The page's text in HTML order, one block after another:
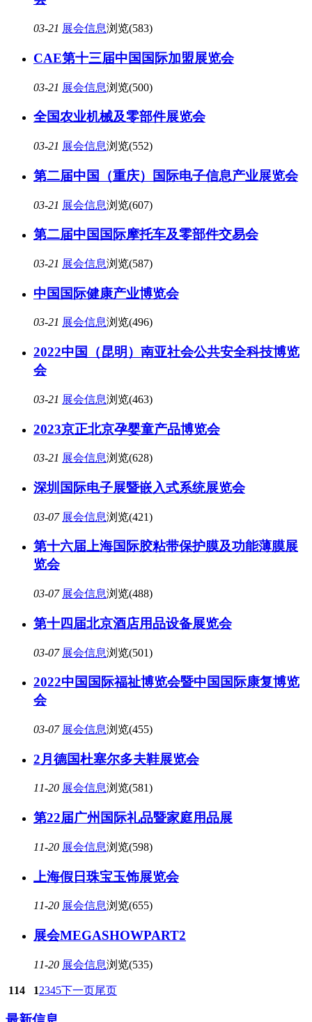
03-21 展会信息浏览(583)
CAE第十三届中国国际加盟展览会
03-21 展会信息浏览(500)
全国农业机械及零部件展览会
03-21 展会信息浏览(552)
第二届中国（重庆）国际电子信息产业展览会
03-21 展会信息浏览(607)
第二届中国国际摩托车及零部件交易会
03-21 展会信息浏览(587)
中国国际健康产业博览会
03-21 展会信息浏览(496)
2022中国（昆明）南亚社会公共安全科技博览
会
03-21 展会信息浏览(463)
2023京正北京孕婴童产品博览会
03-21 展会信息浏览(628)
深圳国际电子展暨嵌入式系统展览会
03-07 展会信息浏览(421)
第十六届上海国际胶粘带保护膜及功能薄膜展
览会
03-07 展会信息浏览(488)
第十四届北京酒店用品设备展览会
03-07 展会信息浏览(501)
2022中国国际福祉博览会暨中国国际康复博览
会
03-07 展会信息浏览(455)
2月德国杜塞尔多夫鞋展览会
11-20 展会信息浏览(581)
第22届广州国际礼品暨家庭用品展
11-20 展会信息浏览(598)
上海假日珠宝玉饰展览会
11-20 展会信息浏览(655)
展会MEGASHOWPART2
11-20 展会信息浏览(535)
114 12345下一页尾页